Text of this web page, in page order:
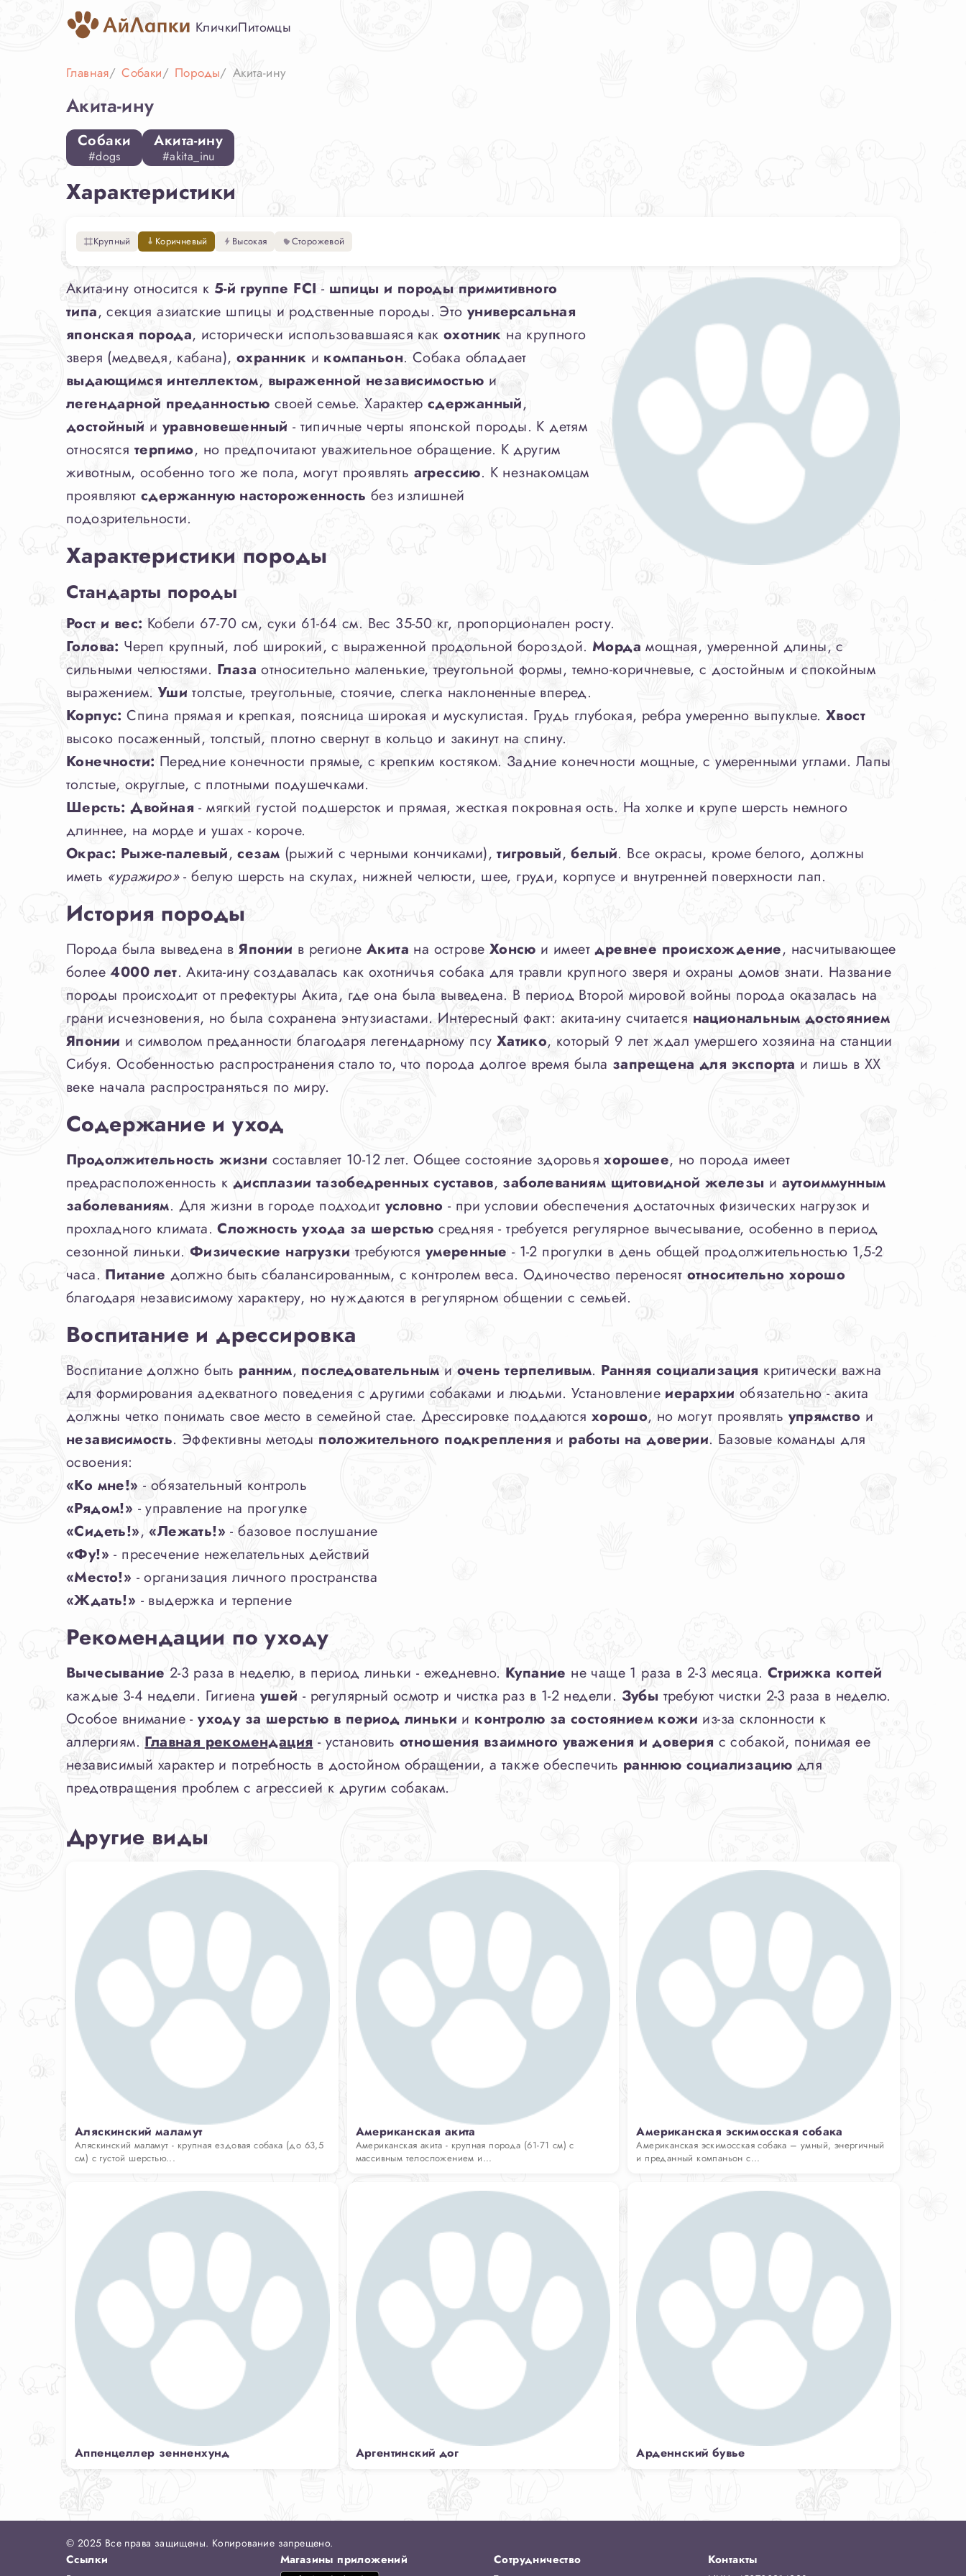
КличкиПитомцы
Главная Собаки Породы Акита-ину
Акита-ину
Собаки
#dogs
Акита-ину
#akita_inu
Характеристики
Крупный Коричневый Высокая Сторожевой
Акита-ину относится к 5-й группе FCI - шпицы и породы примитивного
типа, секция азиатские шпицы и родственные породы. Этоуниверсальная
японская порода, исторически использовавшаяся как охотник на крупного
зверя (медведя, кабана), охранник и компаньон. Собака обладает
выдающимся интеллектом, выраженной независимостью и
легендарной преданностью своей семье. Характер сдержанный,
достойный и уравновешенный - типичные черты японской породы. К детям
относятсятерпимо, но предпочитают уважительное обращение. К другим
животным, особенно того же пола, могут проявлять агрессию. К незнакомцам
проявляютсдержанную настороженность без излишней
подозрительности.
Характеристики породы
Стандарты породы
Рост и вес: Кобели 67-70 см, суки 61-64 см. Вес 35-50 кг, пропорционален росту.
Голова: Череп крупный, лоб широкий, с выраженной продольной бороздой.Морда мощная, умеренной длины, с
сильными челюстями. Глаза относительно маленькие, треугольной формы, темно-коричневые, с достойным и спокойным
выражением. Уши толстые, треугольные, стоячие, слегка наклоненные вперед.
Корпус: Спина прямая и крепкая, поясница широкая и мускулистая. Грудь глубокая, ребра умеренно выпуклые.Хвост
высоко посаженный, толстый, плотно свернут в кольцо и закинут на спину.
Конечности: Передние конечности прямые, с крепким костяком. Задние конечности мощные, с умеренными углами. Лапы
толстые, округлые, с плотными подушечками.
Шерсть: Двойная - мягкий густой подшерсток и прямая, жесткая покровная ость. На холке и крупе шерсть немного
длиннее, на морде и ушах - короче.
Окрас: Рыже-палевый,сезам (рыжий с черными кончиками),тигровый,белый. Все окрасы, кроме белого, должны
иметь «уражиро»- белую шерсть на скулах, нижней челюсти, шее, груди, корпусе и внутренней поверхности лап.
История породы
Порода была выведена вЯпонии в регионеАкита на острове Хонсю и имеетдревнее происхождение, насчитывающее
более4000 лет. Акита-ину создавалась как охотничья собака для травли крупного зверя и охраны домов знати. Название
породы происходит от префектуры Акита, где она была выведена. В период Второй мировой войны порода оказалась на
грани исчезновения, но была сохранена энтузиастами. Интересный факт: акита-ину считается национальным достоянием
Японии и символом преданности благодаря легендарному псу Хатико, который 9 лет ждал умершего хозяина на станции
Сибуя. Особенностью распространения стало то, что порода долгое время была запрещена для экспорта и лишь в XX
веке начала распространяться по миру.
Содержание и уход
Продолжительность жизни составляет 10-12 лет. Общее состояние здоровьяхорошее, но порода имеет
предрасположенность к дисплазии тазобедренных суставов, заболеваниям щитовидной железы и аутоиммунным
заболеваниям. Для жизни в городе подходит условно - при условии обеспечения достаточных физических нагрузок и
прохладного климата.Сложность ухода за шерстью средняя - требуется регулярное вычесывание, особенно в период
сезонной линьки. Физические нагрузки требуются умеренные - 1-2 прогулки в день общей продолжительностью 1,5-2
часа. Питание должно быть сбалансированным, с контролем веса. Одиночество переносят относительно хорошо
благодаря независимому характеру, но нуждаются в регулярном общении с семьей.
Воспитание и дрессировка
Воспитание должно быть ранним, последовательнымиочень терпеливым. Ранняя социализация критически важна
для формирования адекватного поведения с другими собаками и людьми. Установление иерархии обязательно - акита
должны четко понимать свое место в семейной стае. Дрессировке поддаются хорошо, но могут проявлять упрямство и
независимость. Эффективны методы положительного подкрепления и работы на доверии. Базовые команды для
освоения:
«Ко мне!» - обязательный контроль
«Рядом!» - управление на прогулке
«Сидеть!»,«Лежать!» - базовое послушание
«Фу!» - пресечение нежелательных действий
«Место!» - организация личного пространства
«Ждать!» - выдержка и терпение
Рекомендации по уходу
Вычесывание 2-3 раза в неделю, в период линьки - ежедневно. Купание не чаще 1 раза в 2-3 месяца. Стрижка когтей
каждые 3-4 недели. Гигиена ушей - регулярный осмотр и чистка раз в 1-2 недели. Зубы требуют чистки 2-3 раза в неделю.
Особое внимание -уходу за шерстью в период линьки и контролю за состоянием кожи из-за склонности к
аллергиям. Главная рекомендация - установитьотношения взаимного уважения и доверия с собакой, понимая ее
независимый характер и потребность в достойном обращении, а также обеспечить раннюю социализациюдля
предотвращения проблем с агрессией к другим собакам.
Другие виды
Аляскинский маламут
Аляскинский маламут - крупная ездовая собака (до 63,5
см) с густой шерстью...
Американская акита
Американская акита - крупная порода (61-71 см) с
массивным телосложением и...
Американская эскимосская собака
Американская эскимосская собака – умный, энергичный
и преданный компаньон с...
Аппенцеллер зенненхунд Аргентинский дог Арденнский бувье
© 2025 Все права защищены. Копирование запрещено.
Ссылки Магазины приложений Сотрудничество Контакты